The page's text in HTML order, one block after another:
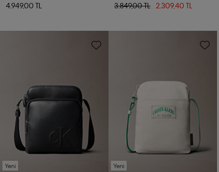
4.949,00 TL
3.849,00 TL
2.309,40 TL
Yeni Yeni